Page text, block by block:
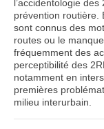
l’accidentologie
prévention routière.
sont connus des
routes ou le
fréquemment des
perceptibilité des
notamment en
premières
milieu interurbain.